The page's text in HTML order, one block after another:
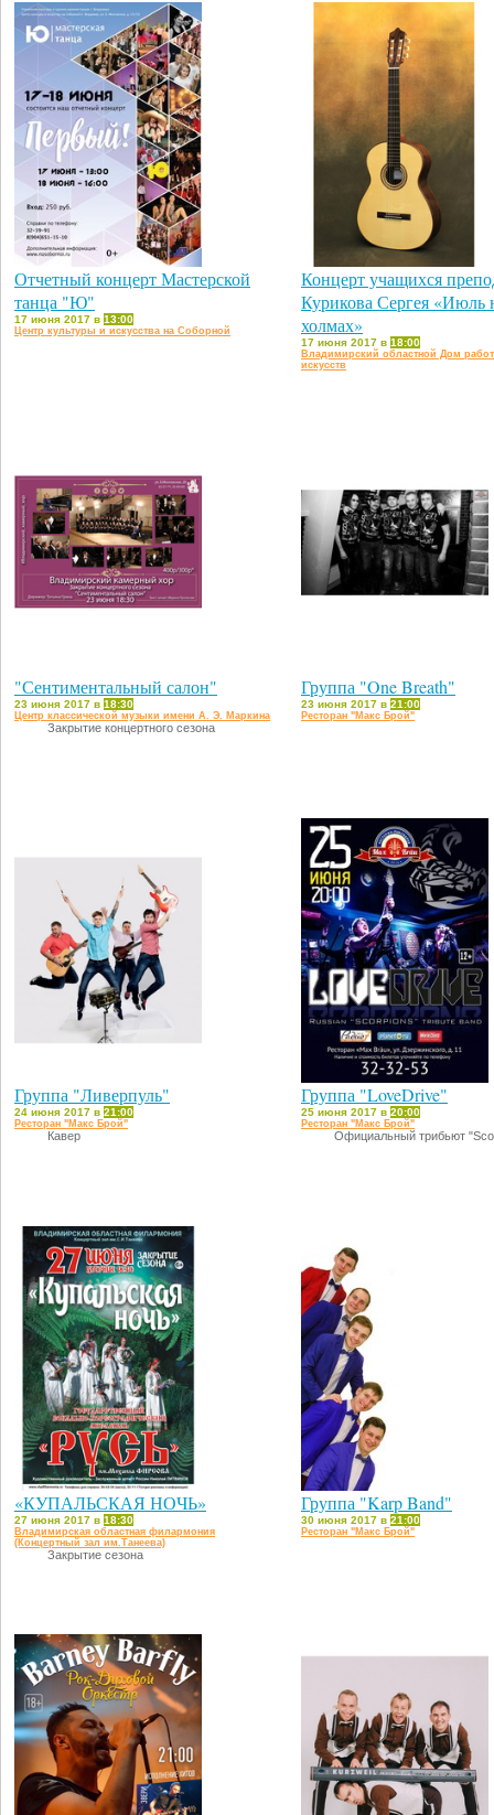
Отчетный концерт Мастерской
танца "Ю"
17 июня 2017 в 13:00
Центр культуры и искусства на Соборной
Концерт учащихся
Курикова Сергея «Июль
холмах»
17 июня 2017 в 18:00
Владимирский областной Дом
искусств
"Сентиментальный салон"
23 июня 2017 в 18:30
Центр классической музыки имени А. Э. Маркина
Закрытие концертного сезона
Группа "One Breath"
23 июня 2017 в 21:00
Ресторан "Макс Брой"
Группа "Ливерпуль"
24 июня 2017 в 21:00
Ресторан "Макс Брой"
Кавер
Группа "LoveDrive"
25 июня 2017 в 20:00
Ресторан "Макс Брой"
Официальный трибьют
«КУПАЛЬСКАЯ НОЧЬ»
27 июня 2017 в 18:30
Владимирская областная филармония
(Концертный зал им.Танеева)
Закрытие сезона
Группа "Karp Band"
30 июня 2017 в 21:00
Ресторан "Макс Брой"